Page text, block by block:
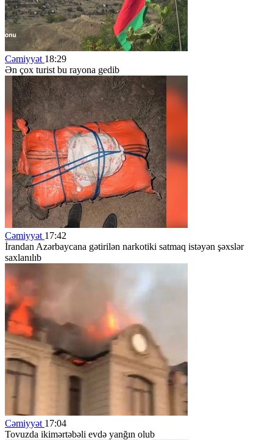
Cəmiyyət 18:29
Ən çox turist bu rayona gedib
Cəmiyyət 17:42
İrandan Azərbaycana gətirilən narkotiki satmaq istəyən şəxslər
saxlanılıb
Cəmiyyət 17:04
Tovuzda ikimərtəbəli evdə yanğın olub